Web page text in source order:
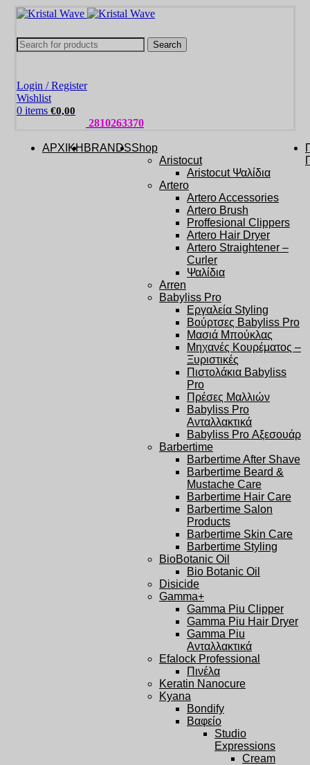
Search
Login / Register
Wishlist
0 items €0,00
2810263370
ΑΡΧΙΚΗ BRANDSShop
Aristocut
Aristocut Ψαλίδια
Artero
Artero Accessories
Artero Brush
Proffesional Clippers
Artero Hair Dryer
Artero Straightener –
Curler
Ψαλίδια
Arren
Babyliss Pro
Εργαλεία Styling
Βούρτσες Babyliss Pro
Μασιά Μπούκλας
Μηχανές Κουρέματος –
Ξυριστικές
Πιστολάκια Babyliss
Pro
Πρέσες Μαλλιών
Babyliss Pro
Ανταλλακτικά
Babyliss Pro Αξεσουάρ
Barbertime
Barbertime After Shave
Barbertime Beard &
Mustache Care
Barbertime Hair Care
Barbertime Salon
Products
Barbertime Skin Care
Barbertime Styling
BioBotanic Oil
Bio Botanic Oil
Disicide
Gamma+
Gamma Piu Clipper
Gamma Piu Hair Dryer
Gamma Piu
Ανταλλακτικά
Efalock Professional
Πινέλα
Keratin Nanocure
Kyana
Bondify
Βαφείο
Studio
Expressions
Cream